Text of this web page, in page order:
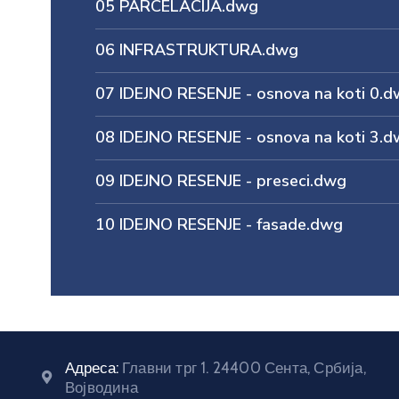
05 PARCELACIJA.dwg
06 INFRASTRUKTURA.dwg
07 IDEJNO RESENJE - osnova na koti
08 IDEJNO RESENJE - osnova na koti
09 IDEJNO RESENJE - preseci.dwg
10 IDEJNO RESENJE - fasade.dwg
Адреса: Главни трг 1. 24400 Сента, Србија,
Војводина